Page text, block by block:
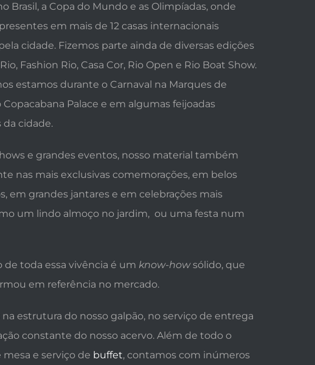
Brasil, a Copa do Mundo e as Olimpíadas, onde
em mais de 12 casas internacionais
cidade. Fizemos parte ainda de diversas edições
Fashion Rio, Casa Cor, Rio Open e Rio Boat Show.
estamos durante o Carnaval na Marques de
Copacabana Palace e em algumas feijoadas
da cidade.
e grandes eventos, nosso material também
nas mais exclusivas comemorações, em belos
em grandes jantares e em celebrações mais
um lindo almoço no jardim, ou uma festa num
de toda essa vivência é um know-howsólido, que
em referência no mercado.
estrutura do nosso galpão, no serviço de entrega
constante do nosso acervo. Além de todo o
e serviço de buffet, contamos com inúmeros